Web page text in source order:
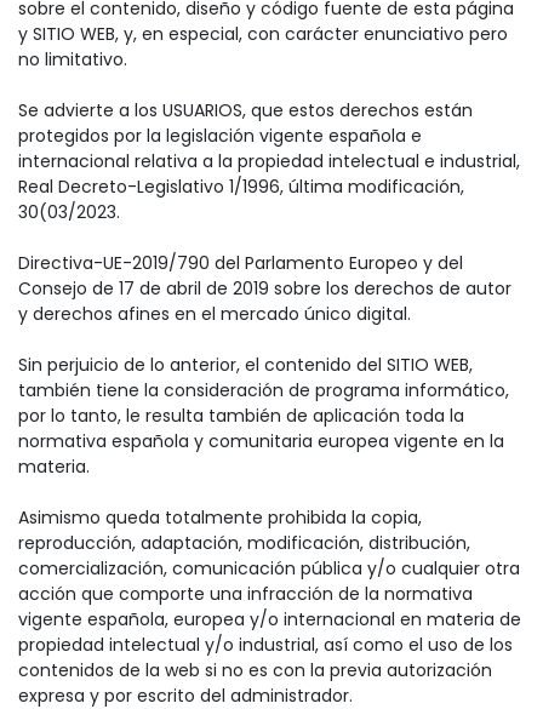
sobre el contenido, diseño y código fuente de esta página
y SITIO WEB, y, en especial, con carácter enunciativo pero
no limitativo.
Se advierte a los USUARIOS, que estos derechos están
protegidos por la legislación vigente española e
internacional relativa a la propiedad intelectual e industrial,
Real Decreto-Legislativo 1/1996, última modificación,
30(03/2023.
Directiva-UE-2019/790 del Parlamento Europeo y del
Consejo de 17 de abril de 2019 sobre los derechos de autor
y derechos afines en el mercado único digital.
Sin perjuicio de lo anterior, el contenido del SITIO WEB,
también tiene la consideración de programa informático,
por lo tanto, le resulta también de aplicación toda la
normativa española y comunitaria europea vigente en la
materia.
Asimismo queda totalmente prohibida la copia,
reproducción, adaptación, modificación, distribución,
comercialización, comunicación pública y/o cualquier otra
acción que comporte una infracción de la normativa
vigente española, europea y/o internacional en materia de
propiedad intelectual y/o industrial, así como el uso de los
contenidos de la web si no es con la previa autorización
expresa y por escrito del administrador.